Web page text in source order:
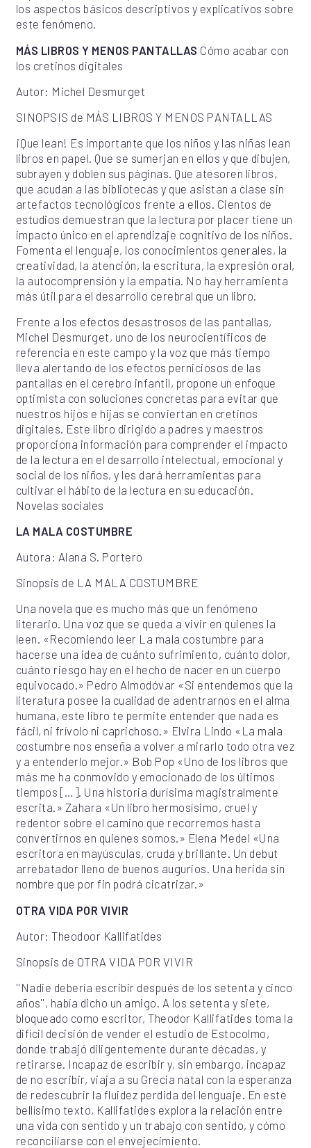
los aspectos básicos descriptivos y explicativos sobre
este fenómeno.
MÁS LIBROS Y MENOS PANTALLAS Cómo acabar con
los cretinos digitales
Autor: Michel Desmurget
SINOPSIS de MÁS LIBROS Y MENOS PANTALLAS
¡Que lean! Es importante que los niños y las niñas lean
libros en papel. Que se sumerjan en ellos y que dibujen,
subrayen y doblen sus páginas. Que atesoren libros,
que acudan a las bibliotecas y que asistan a clase sin
artefactos tecnológicos frente a ellos. Cientos de
estudios demuestran que la lectura por placer tiene un
impacto único en el aprendizaje cognitivo de los niños.
Fomenta el lenguaje, los conocimientos generales, la
creatividad, la atención, la escritura, la expresión oral,
la autocomprensión y la empatía. No hay herramienta
más útil para el desarrollo cerebral que un libro.
Frente a los efectos desastrosos de las pantallas,
Michel Desmurget, uno de los neurocientíficos de
referencia en este campo y la voz que más tiempo
lleva alertando de los efectos perniciosos de las
pantallas en el cerebro infantil, propone un enfoque
optimista con soluciones concretas para evitar que
nuestros hijos e hijas se conviertan en cretinos
digitales. Este libro dirigido a padres y maestros
proporciona información para comprender el impacto
de la lectura en el desarrollo intelectual, emocional y
social de los niños, y les dará herramientas para
cultivar el hábito de la lectura en su educación.
Novelas sociales
LA MALA COSTUMBRE
Autora: Alana S. Portero
Sinopsis de LA MALA COSTUMBRE
Una novela que es mucho más que un fenómeno
literario. Una voz que se queda a vivir en quienes la
leen. «Recomiendo leer La mala costumbre para
hacerse una idea de cuánto sufrimiento, cuánto dolor,
cuánto riesgo hay en el hecho de nacer en un cuerpo
equivocado.» Pedro Almodóvar «Si entendemos que la
literatura posee la cualidad de adentrarnos en el alma
humana, este libro te permite entender que nada es
fácil, ni frívolo ni caprichoso.» Elvira Lindo «La mala
costumbre nos enseña a volver a mirarlo todo otra vez
y a entenderlo mejor.» Bob Pop «Uno de los libros que
más me ha conmovido y emocionado de los últimos
tiempos […]. Una historia durísima magistralmente
escrita.» Zahara «Un libro hermosísimo, cruel y
redentor sobre el camino que recorremos hasta
convertirnos en quienes somos.» Elena Medel «Una
escritora en mayúsculas, cruda y brillante. Un debut
arrebatador lleno de buenos augurios. Una herida sin
nombre que por fin podrá cicatrizar.»
OTRA VIDA POR VIVIR
Autor: Theodoor Kallifatides
Sinopsis de OTRA VIDA POR VIVIR
''Nadie debería escribir después de los setenta y cinco
años'', había dicho un amigo. A los setenta y siete,
bloqueado como escritor, Theodor Kallifatides toma la
difícil decisión de vender el estudio de Estocolmo,
donde trabajó diligentemente durante décadas, y
retirarse. Incapaz de escribir y, sin embargo, incapaz
de no escribir, viaja a su Grecia natal con la esperanza
de redescubrir la fluidez perdida del lenguaje. En este
bellísimo texto, Kallifatides explora la relación entre
una vida con sentido y un trabajo con sentido, y cómo
reconciliarse con el envejecimiento.